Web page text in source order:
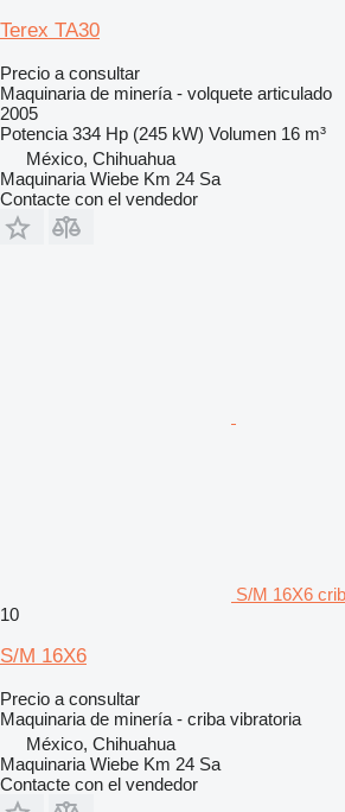
Terex TA30
Precio a consultar
Maquinaria de minería - volquete articulado
2005
Potencia 334 Hp (245 kW) Volumen 16 m³
México, Chihuahua
Maquinaria Wiebe Km 24 Sa
Contacte con el vendedor
S/M 16X6
10
S/M 16X6
Precio a consultar
Maquinaria de minería - criba vibratoria
México, Chihuahua
Maquinaria Wiebe Km 24 Sa
Contacte con el vendedor